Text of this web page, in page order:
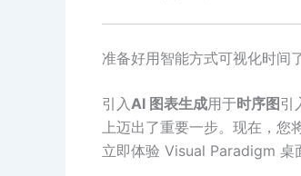
准备好用智能方式可视化时间
引入 AI 图表生成用于时序图引
上迈出了重要一步。现在，您
立即体验 Visual Paradigm 桌